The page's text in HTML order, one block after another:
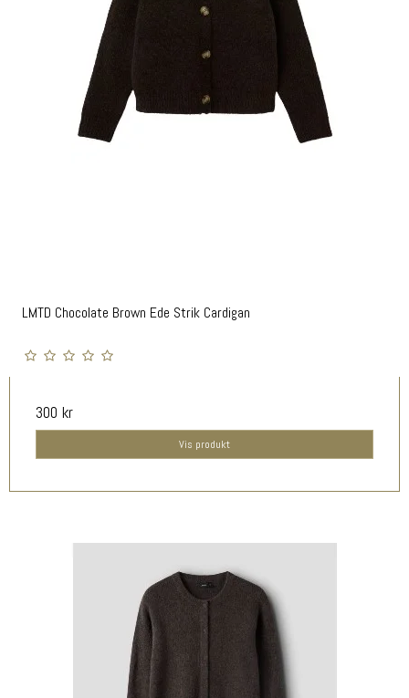
LMTD Chocolate Brown Ede Strik Cardigan
300 kr
Vis produkt